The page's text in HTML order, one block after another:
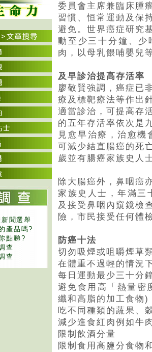
聞選舉
產品嗎?
點睇?
查
查
委員會主席兼臨床腫
習慣、恒常運動及保
避免。世界癌症研究
動至少三十分鐘、
肉，以母乳餵哺嬰兒
及早診治提高存活率
廖敬賢強調，癌症已
療及標靶療法等作出
適當診治，可提高存
的五年存活率依次是
見愈早治療，治愈
可減少結直腸癌的死
歲並有腸癌家族史人
除大腸癌外，鼻咽癌
家族史人士，年滿三
及接受鼻咽內窺鏡檢
險，市民接受任何體
防癌十法
切勿吸煙或咀嚼煙草
在體重不過輕的情況
每日運動最少三十分
避免食用高「熱量密
纖和高脂的加工食物)
吃不同種類的蔬果、
減少進食紅肉例如牛
限制飲酒分量
限制食用高鹽分食物